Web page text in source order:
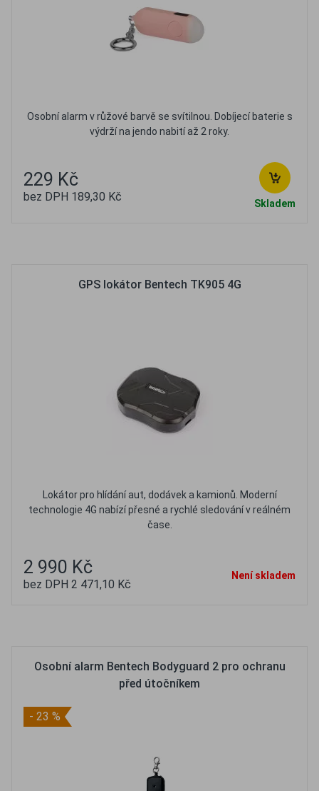
Osobní alarm v růžové barvě se svítilnou. Dobíjecí baterie s
výdrží na jendo nabití až 2 roky.
229 Kč
bez DPH 189,30 Kč Skladem
GPS lokátor Bentech TK905 4G
Lokátor pro hlídání aut, dodávek a kamionů. Moderní
technologie 4G nabízí přesné a rychlé sledování v reálném
čase.
2 990 Kč
bez DPH 2 471,10 Kč
Není skladem
Osobní alarm Bentech Bodyguard 2 pro ochranu
před útočníkem
- 23 %